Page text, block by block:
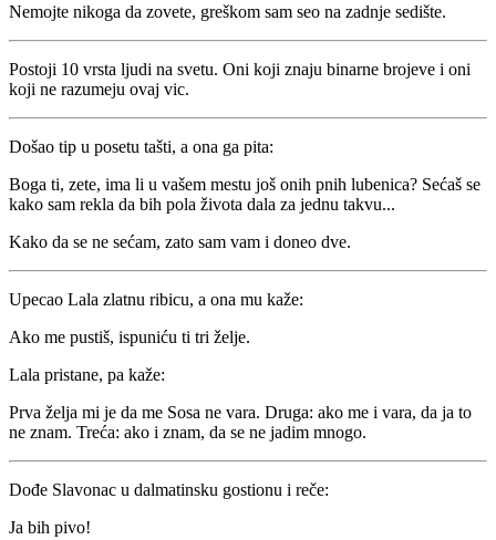
Nemojte nikoga da zovete, greškom sam seo na zadnje sedište.
Postoji 10 vrsta ljudi na svetu. Oni koji znaju binarne brojeve i oni
koji ne razumeju ovaj vic.
Došao tip u posetu tašti, a ona ga pita:
Boga ti, zete, ima li u vašem mestu još onih pnih lubenica? Sećaš se
kako sam rekla da bih pola života dala za jednu takvu...
Kako da se ne sećam, zato sam vam i doneo dve.
Upecao Lala zlatnu ribicu, a ona mu kaže:
Ako me pustiš, ispuniću ti tri želje.
Lala pristane, pa kaže:
Prva želja mi je da me Sosa ne vara. Druga: ako me i vara, da ja to
ne znam. Treća: ako i znam, da se ne jadim mnogo.
Dođe Slavonac u dalmatinsku gostionu i reče:
Ja bih pivo!